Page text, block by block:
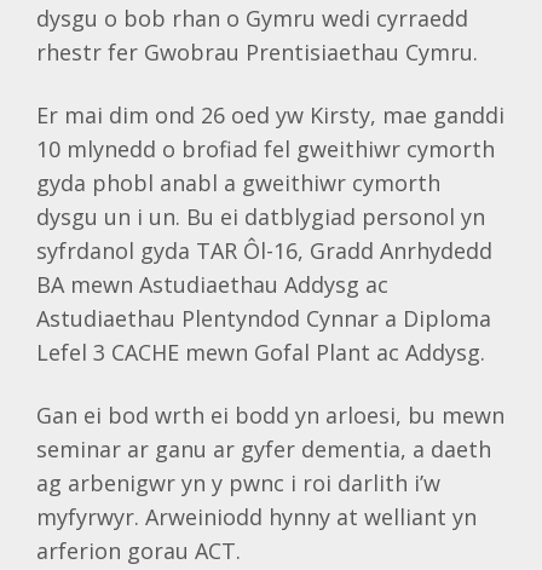
dysgu o bob rhan o Gymru wedi cyrraedd
rhestr fer Gwobrau Prentisiaethau Cymru.
Er mai dim ond 26 oed yw Kirsty, mae ganddi
10 mlynedd o brofiad fel gweithiwr cymorth
gyda phobl anabl a gweithiwr cymorth
dysgu un i un. Bu ei datblygiad personol yn
syfrdanol gyda TAR Ôl-16, Gradd Anrhydedd
BA mewn Astudiaethau Addysg ac
Astudiaethau Plentyndod Cynnar a Diploma
Lefel 3 CACHE mewn Gofal Plant ac Addysg.
Gan ei bod wrth ei bodd yn arloesi, bu mewn
seminar ar ganu ar gyfer dementia, a daeth
ag arbenigwr yn y pwnc i roi darlith i’w
myfyrwyr. Arweiniodd hynny at welliant yn
arferion gorau ACT.